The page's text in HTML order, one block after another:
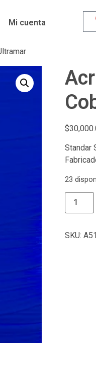
Mi cuenta
$
Standar
23
SKU: